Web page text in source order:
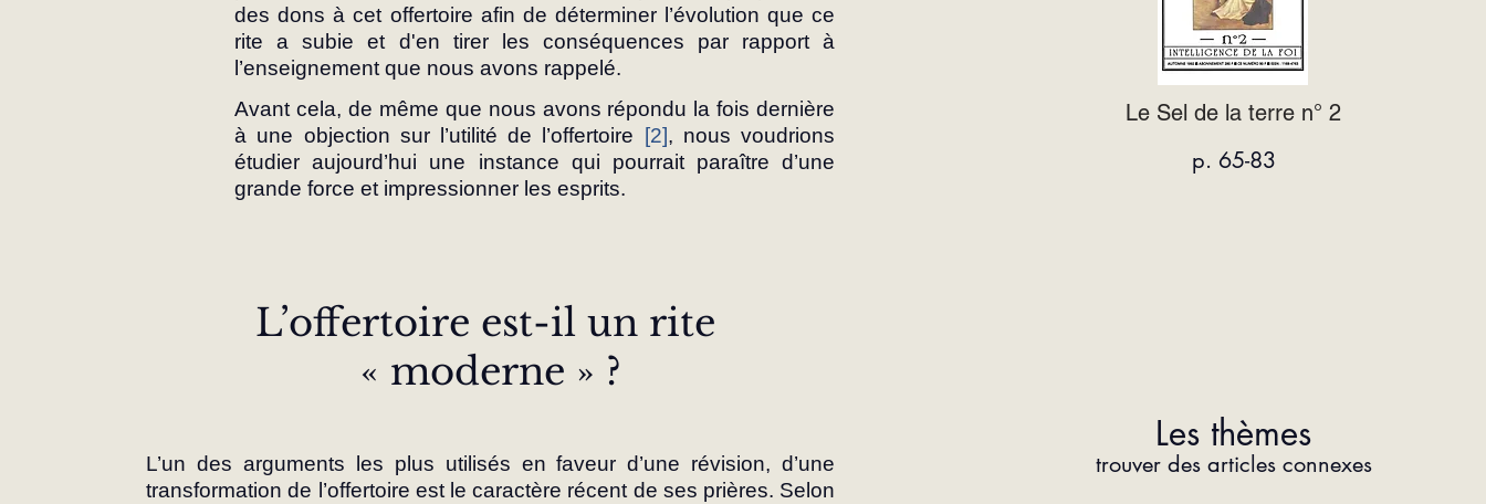
des dons à cet offertoire afin de déterminer l’évolution que ce
rite a subie et d'en tirer les conséquences par rapport à
l’enseignement que nous avons rappelé.
Avant cela, de même que nous avons répondu la fois dernière
à une objection sur l’utilité de l’offertoire
[2], nous voudrions
étudier aujourd’hui une instance qui pourrait paraître d’une
grande force et impressionner les esprits.
L’offertoire est-il un rite
« moderne » ?
L’un des arguments les plus utilisés en faveur d’une révision, d’une
transformation de l’offertoire est le caractère récent de ses prières. Selon
Le Sel de la terre n° 2
p. 65-83
Les thèmes
trouver des articles connexes